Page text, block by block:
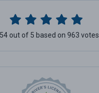
out of 5 based on 963 votes